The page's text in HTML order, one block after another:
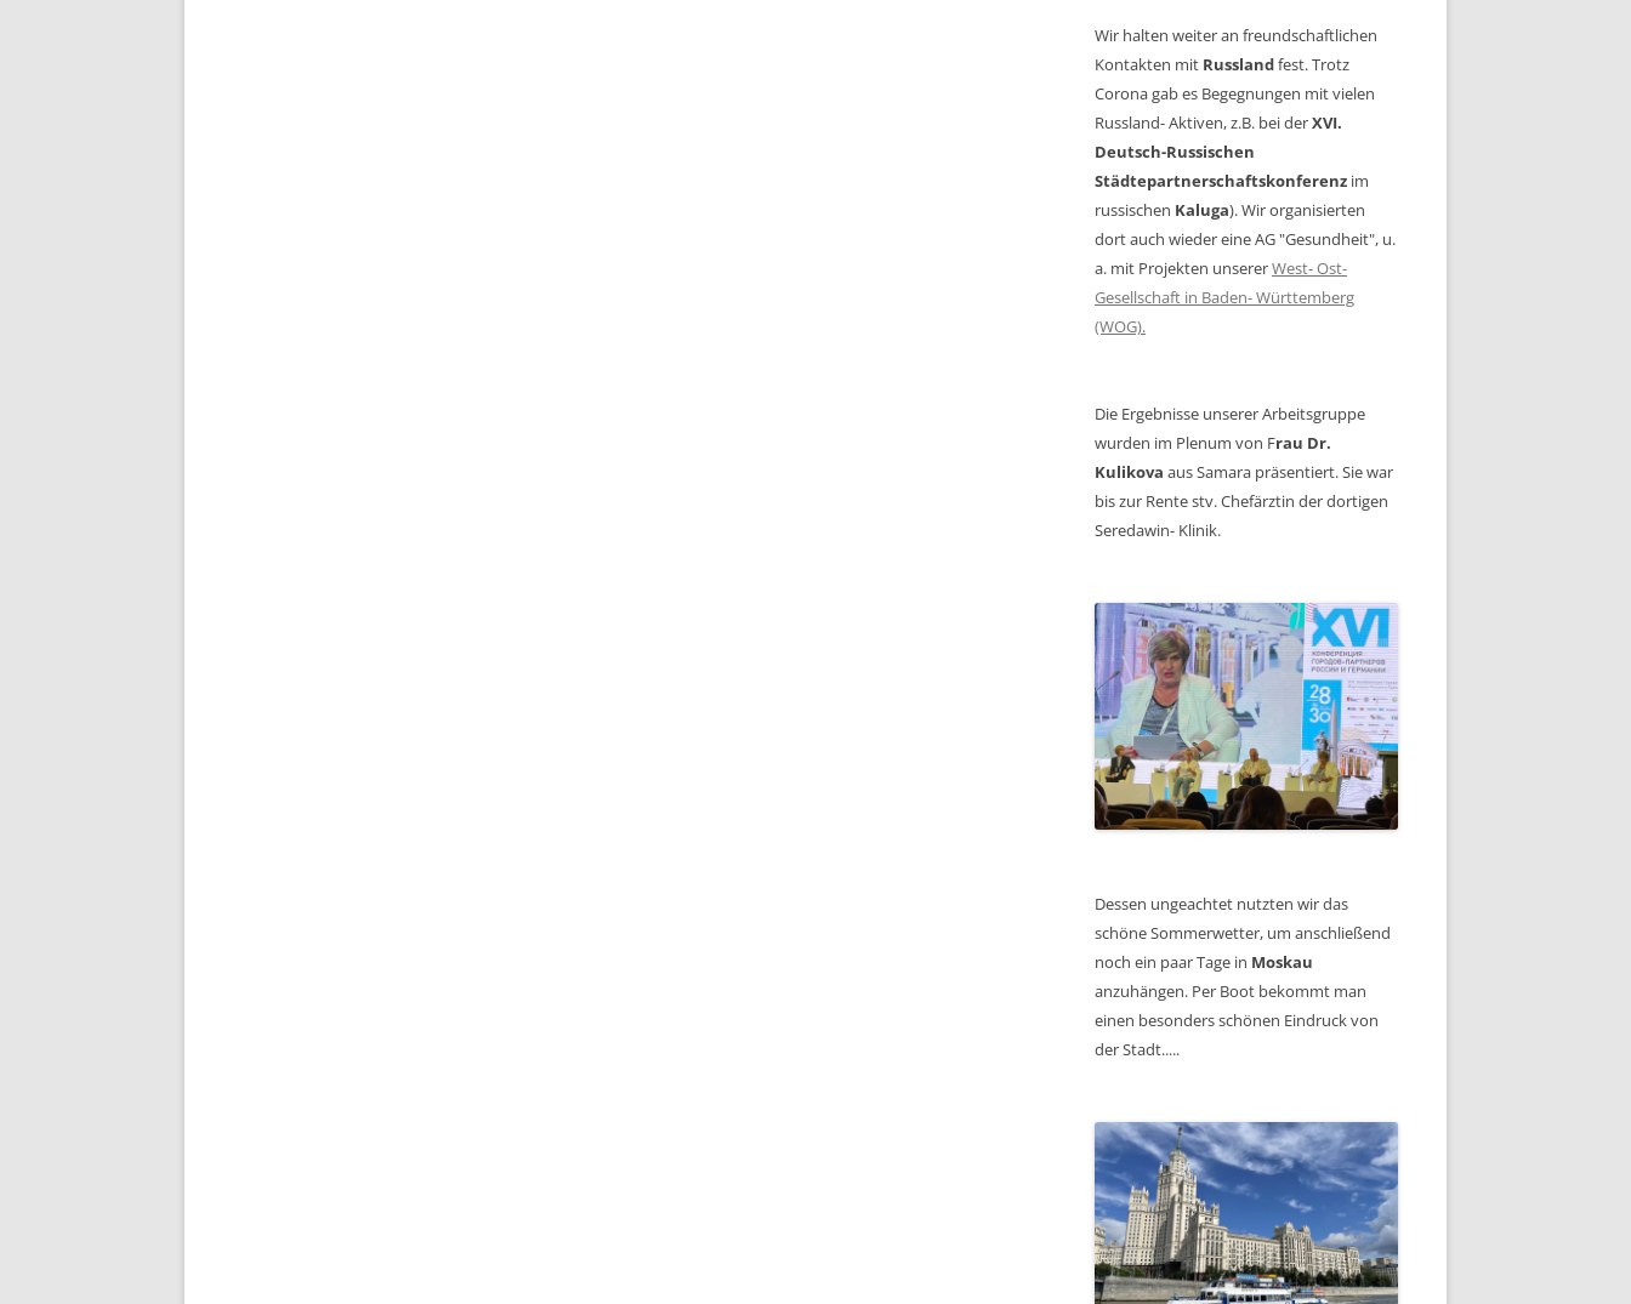
Wir halten weiter an freundschaftlichen
Kontakten mit Russlandfest. Trotz
Corona gab es Begegnungen mit vielen
Russland- Aktiven, z.B. bei derXVI.
Deutsch-Russischen
Städtepartnerschaftskonferenz im
russischen Kaluga). Wir organisierten
dort auch wieder eine AG "Gesundheit", u.
a. mit Projekten unsererWest- Ost-
Gesellschaft in Baden- Württemberg
(WOG).
Die Ergebnisse unserer Arbeitsgruppe
wurden im Plenum von Frau Dr.
Kulikova aus Samara präsentiert. Sie war
bis zur Rente stv. Chefärztin der dortigen
Seredawin- Klinik.
Dessen ungeachtet nutzten wir das
schöne Sommerwetter, um anschließend
noch ein paar Tage in Moskau
anzuhängen. Per Boot bekommt man
einen besonders schönen Eindruck von
der Stadt.....